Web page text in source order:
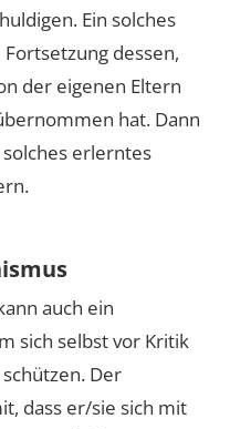
Ein solches
dessen,
der eigenen Eltern
hat. Dann
erlerntes
auch ein
sich selbst vor Kritik
Der
dass er/sie sich mit